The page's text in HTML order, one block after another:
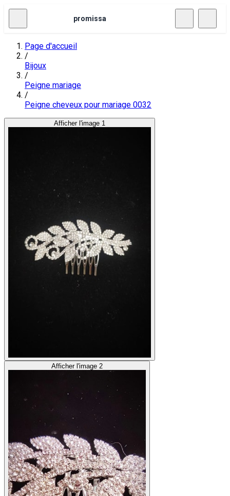
promissa
Page d'accueil
/
Bijoux
/
Peigne mariage
/
Peigne cheveux pour mariage 0032
Afficher l'image 1
Afficher l'image 2